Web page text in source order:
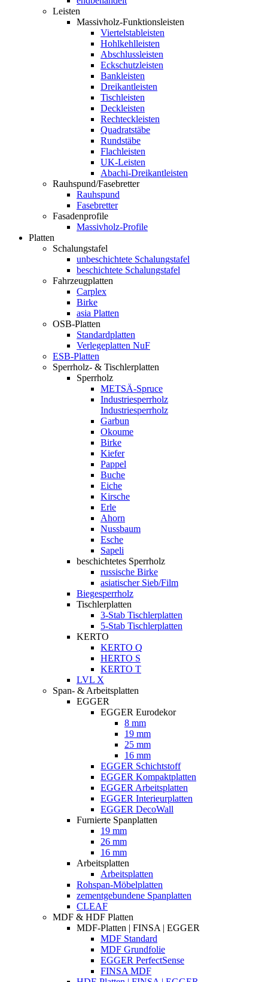
Leisten
Massivholz-Funktionsleisten
Viertelstableisten
Hohlkehlleisten
Abschlussleisten
Eckschutzleisten
Bankleisten
Dreikantleisten
Tischleisten
Deckleisten
Rechteckleisten
Quadratstäbe
Rundstäbe
Flachleisten
UK-Leisten
Abachi-Dreikantleisten
Rauhspund/Fasebretter
Rauhspund
Fasebretter
Fasadenprofile
Massivholz-Profile
Platten
Schalungstafel
unbeschichtete Schalungstafel
beschichtete Schalungstafel
Fahrzeugplatten
Carplex
Birke
asia Platten
OSB-Platten
Standardplatten
Verlegeplatten NuF
ESB-Platten
Sperrholz- & Tischlerplatten
Sperrholz
METSÄ-Spruce
Industriesperrholz
Industriesperrholz
Garbun
Okoume
Birke
Kiefer
Pappel
Buche
Eiche
Kirsche
Erle
Ahorn
Nussbaum
Esche
Sapeli
beschichtetes Sperrholz
russische Birke
asiatischer Sieb/Film
Biegesperrholz
Tischlerplatten
3-Stab Tischlerplatten
5-Stab Tischlerplatten
KERTO
KERTO Q
HERTO S
KERTO T
LVL X
Span- & Arbeitsplatten
EGGER
EGGER Eurodekor
8 mm
19 mm
25 mm
16 mm
EGGER Schichtstoff
EGGER Kompaktplatten
EGGER Arbeitsplatten
EGGER Interieurplatten
EGGER DecoWall
Furnierte Spanplatten
19 mm
26 mm
16 mm
Arbeitsplatten
Arbeitsplatten
Rohspan-Möbelplatten
zementgebundene Spanplatten
CLEAF
MDF & HDF Platten
MDF-Platten | FINSA | EGGER
MDF Standard
MDF Grundfolie
EGGER PerfectSense
FINSA MDF